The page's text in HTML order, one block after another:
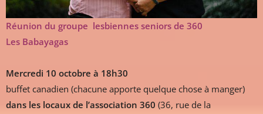
Réunion du groupe lesbiennes seniors de 360
Les Babayagas
Mercredi 10 octobre à 18h30
buffet canadien (chacune apporte quelque chose à manger)
dans les locaux de l’association 360 (36, rue de la